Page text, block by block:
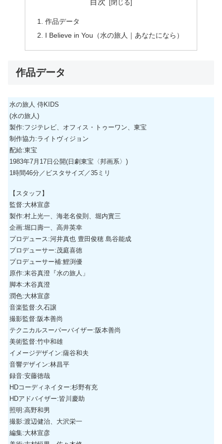
目次
作品データ
I Believe in You（水の旅人｜あなたになら）
作品データ
水の旅人 侍KIDS
(水の旅人)
製作:フジテレビ、オフィス・トゥーワン、東宝
制作協力:ライトヴィジョン
配給:東宝
1983年7月17日公開(日劇東宝〈邦画系〉)
1時間46分／ビスタサイズ／35ミリ
【スタッフ】
監督:大林宣彦
製作:村上光一、海老名俊則、堀内實三
企画:堀口壽一、高井英幸
プロデュース:河井真也 豊田俊穂 島谷能成
プロデューサー:茂庭喜徳
プロデューサー補:鯉渕優
原作:末谷真澄『水の旅人」
脚本:木谷真澄
潤色:大林宣彦
音楽監督:久石譲
撮影監督:阪本善尚
テクニカルスーパーバイザー:阪本善尚
美術監督:竹中和雄
イメージデザイン:薩谷和夫
音響デザイン:林昌平
録音:安藤徳哉
HDコーディネイター:杉野有充
HDアドバイザー:皆川慶助
照明:高野和男
撮影:渡辺健治、大沢栄一
編集:大林宣彦